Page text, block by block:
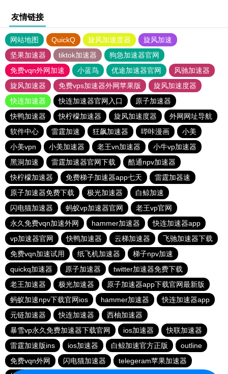
友情链接
网站地图 QuickQ 旋风加速度器
旋风加速
坚果加速器
tiktok加速器
狗急加速器官网
免费vqn外网加速
小蓝鸟 优途加速器官网
风驰加速器
旋风加速器
免费vps加速器外网苹果版
旋风加速度器
快连加速器
快连加速器官网入口
原子加速器
快鸭加速器
快柠檬加速器 旋风加速度器
外网网址导航
软件中心
雷霆加速 狂飙加速器 哔咔漫画
小美
小美vpn
小美加速器 老王vn加速器
小牛vp加速器
黑洞加速
雷霆加速器官网下载
酷通npv加速器
快柠檬加速器
免费梯子加速器app七天
雷霆加器速
原子加速器免费下载
极光加速器
白鲸加速
闪电猫加速器
蚂蚁vp加速器官网
老王vp官网
永久免费vqn加速外网
hammer加速器
快连加速器app
vp加速器官网
快鸭加速器 云梯加速器
飞驰加速器下载
免费vqn加速试用
纸飞机加速器
梯子npv加速
quickq加速器
原子加速器
twitter加速器免费下载
老王加速器
极光加速器
原子加速器app下载官网最新版
蚂蚁加速npv下载官网ios
hammer加速器
快连加速器app
元链加速器
快连加速器
西柚加速器
暴雪vp永久免费加速器下载官网
ios加速器
快联加速器
雷霆加速版ins
ios加速器 白鲸加速官方正版
outline
免费vqn外网
闪电猫加速器
telegeram苹果加速器